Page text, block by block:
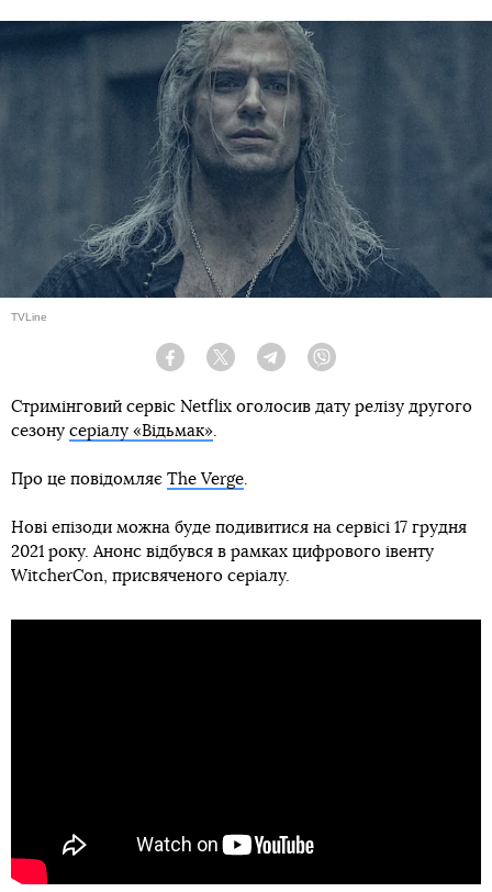
TVLine
Facebook Twitter Telegram
Стримінговий сервіс Netflix оголосив дату релізу другого
сезону серіалу «Відьмак».
Про це повідомляє The Verge.
Нові епізоди можна буде подивитися на сервісі 17 грудня
2021 року. Анонс відбувся в рамках цифрового івенту
WitcherCon, присвяченого серіалу.